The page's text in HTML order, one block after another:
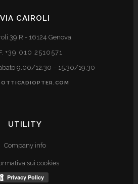
VIA CAIROLI
39 R - 16124 Genova
+39 010 2510571
9.00/12.30 – 15.30/19.30
UTILITY
Company info
sui cookies